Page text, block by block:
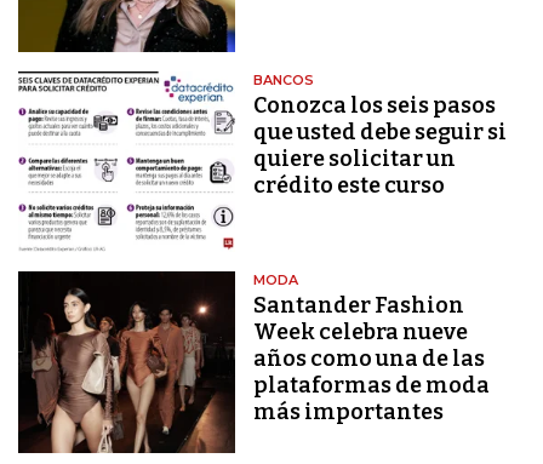
BANCOS
Conozca los seis pasos
que usted debe seguir si
quiere solicitar un
crédito este curso
MODA
Santander Fashion
Week celebra nueve
años como una de las
plataformas de moda
más importantes